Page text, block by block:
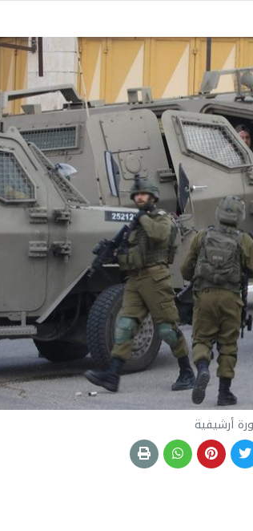
أرشيفية